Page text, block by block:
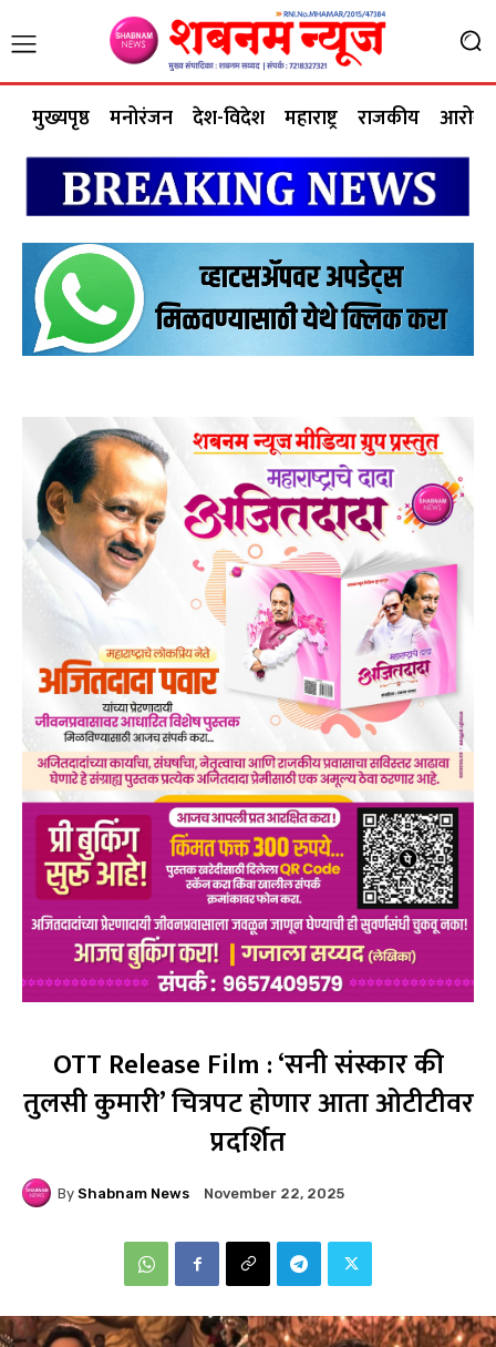
मुख्यपृष्ठ मनोरंजन देश-विदेश महाराष्ट्र राजकीय आरोग्य
OTT Release Film : ‘सनी संस्कार की
तुलसी कुमारी’ चित्रपट होणार आता ओटीटीवर
प्रदर्शित
By Shabnam News November 22, 2025